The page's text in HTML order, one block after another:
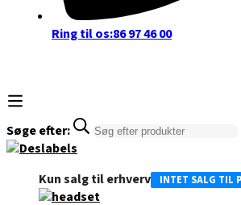
Ring til os:86 97 46 00
Søge efter:
Kun salg til erhverv INTET SALG TIL